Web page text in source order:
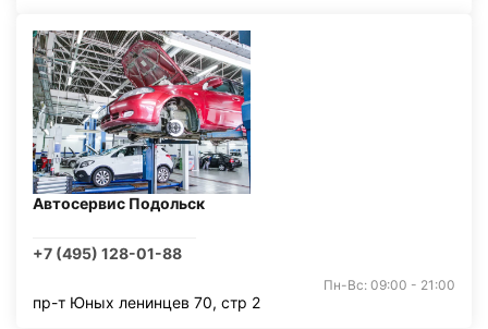
Автосервис Подольск
+7 (495) 128-01-88
Пн-Вс: 09:00 - 21:00
пр-т Юных ленинцев 70, стр 2